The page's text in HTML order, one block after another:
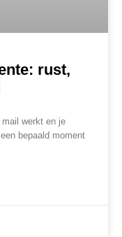
rust,
werkt en je
bepaald moment